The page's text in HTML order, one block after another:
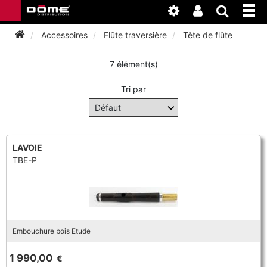
INSTRUMENTS
BAGAGERIE
BASSON
ANCHE CLARINETTE
ANCHE SAXOPHONE
ANCHE DOUBLE
CLARINETTE
ATELIER
CLARINETTE
Accessoires Flûte traversière Tête de flûte
7 élément(s)
Tri par
LAVOIE
TBE-P
Embouchure bois Etude
1 990,00 €